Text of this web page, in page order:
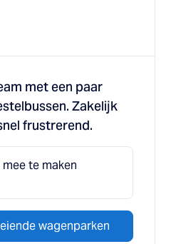
met een paar
Zakelijk
frustrerend.
te maken
wagenparken